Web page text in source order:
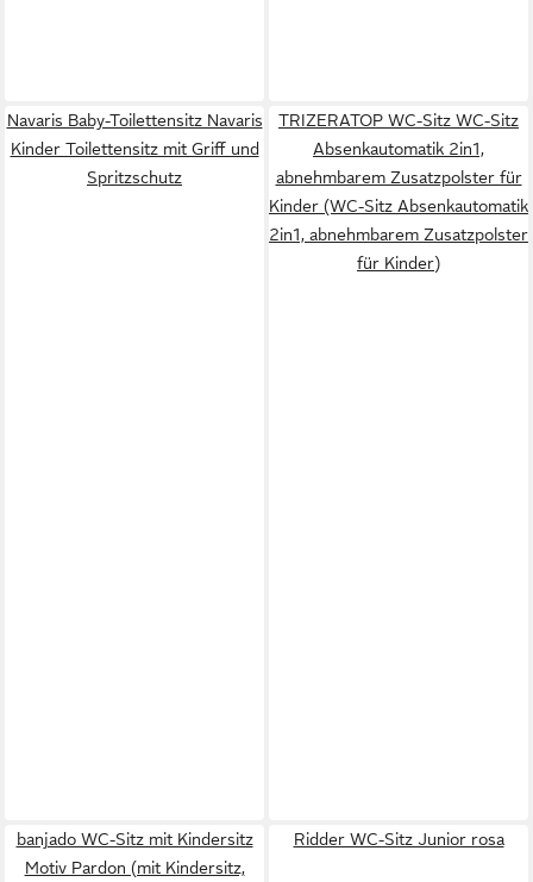
Navaris Baby-Toilettensitz Navaris
Kinder Toilettensitz mit Griff und
Spritzschutz
TRIZERATOP WC-Sitz WC-Sitz
Absenkautomatik 2in1,
abnehmbarem Zusatzpolster für
Kinder (WC-Sitz Absenkautomatik
2in1, abnehmbarem Zusatzpolster
für Kinder)
banjado WC-Sitz mit Kindersitz
Motiv Pardon (mit Kindersitz,
Ridder WC-Sitz Junior rosa